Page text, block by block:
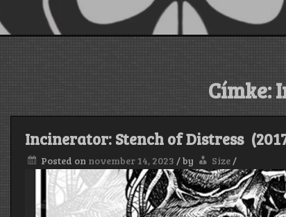
Címke:
Incinerator: Stench of Distress
Posted on november 14, 2023 /by Size/